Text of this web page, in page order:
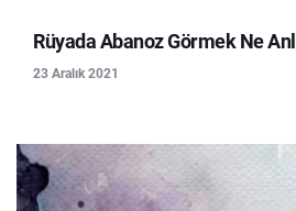
Rüyada Abanoz Görmek Ne
23 Aralık 2021